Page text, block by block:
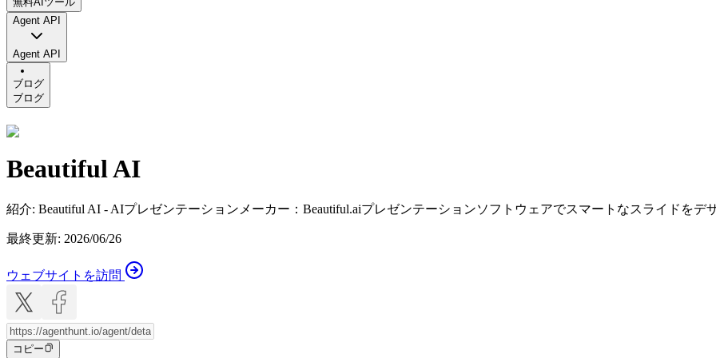
Agent API
Agent API
ブログ
ブログ
Beautiful AI
紹介: Beautiful AI - AIプレゼンテーションメーカー：Beautiful.aiプレゼンテーションソフトウェアでスマートなスライドをデ
最終更新: 2026/06/26
ウェブサイトを訪問
コピー